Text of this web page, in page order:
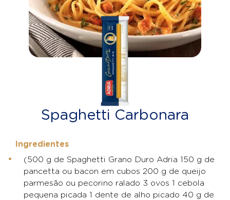
Spaghetti Carbonara
Ingredientes
(500 g de Spaghetti Grano Duro Adria 150 g de
pancetta ou bacon em cubos 200 g de queijo
parmesão ou pecorino ralado 3 ovos 1 cebola
pequena picada 1 dente de alho picado 40 g de